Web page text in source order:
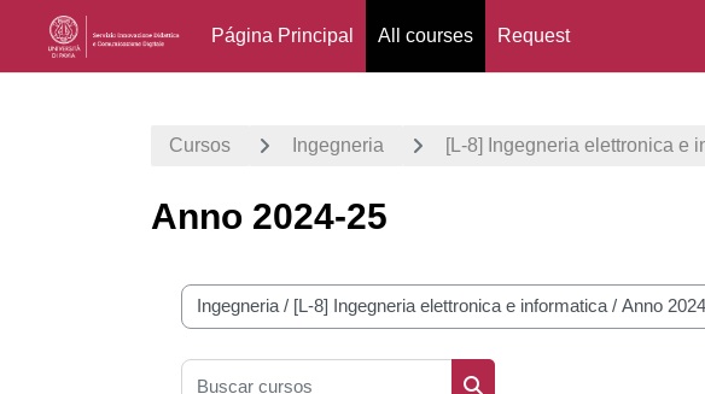
Página Principal All courses Request
Cursos Ingegneria [L-8] Ingegneria elettronica e
Anno 2024-25
Categorías
Buscar cursos